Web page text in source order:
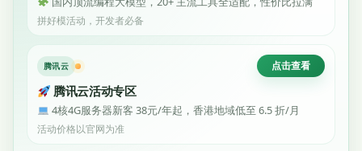
拼好模活动，开发者必备
腾讯云 点击查看
腾讯云活动专区
4核4G服务器新客 38元/年起，香港地域低至 6.5 折/月
活动价格以官网为准